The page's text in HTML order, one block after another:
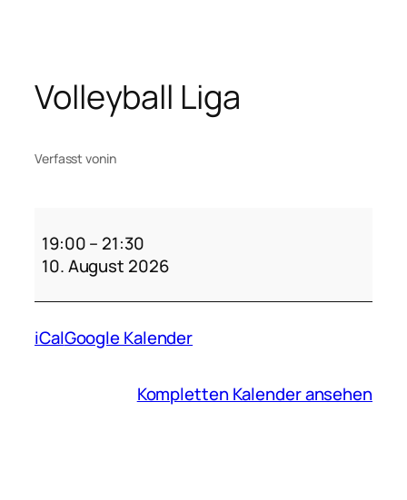
springen
Volleyball Liga
Verfasst vonin
Liga
19:00– 21:30
10. August 2026
iCalGoogle Kalender
Kompletten Kalender ansehen